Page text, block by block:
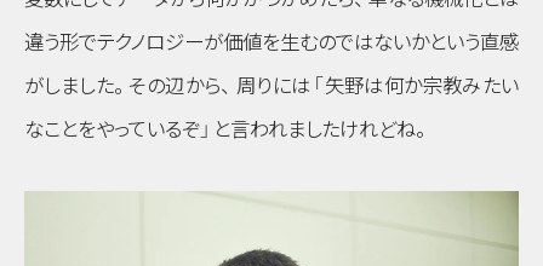
違う形でテクノロジーが価値を生むのではないかという直感
がしました。 その辺から、 周りには 「矢野は何か宗教みたい
なことをやっているぞ」 と言われましたけれどね。